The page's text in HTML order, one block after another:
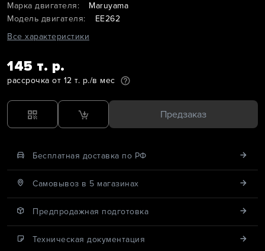
Марка двигателя:
Maruyama
Модель двигателя:
ЕЕ262
Все характеристики
145 т. р.
рассрочка от 12 т. р./в мес
Предзаказ
Бесплатная доставка по РФ
Cамовывоз в 5 магазинах
Предпродажная подготовка
Техническая документация